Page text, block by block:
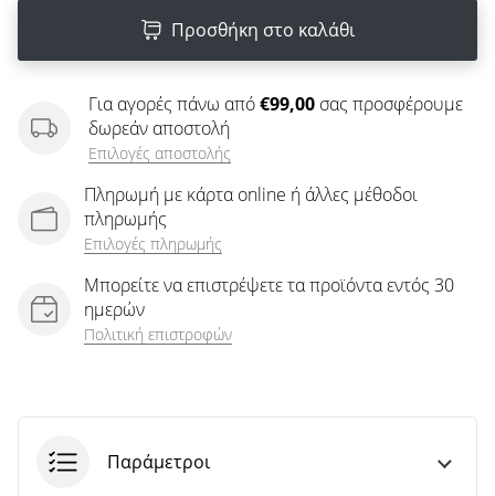
Προσθήκη στο καλάθι
Για αγορές πάνω από€99,00 σας προσφέρουμε
δωρεάν αποστολή
Επιλογές αποστολής
Πληρωμή με κάρτα online ή άλλες μέθοδοι
πληρωμής
Επιλογές πληρωμής
Μπορείτε να επιστρέψετε τα προϊόντα εντός 30
ημερών
Πολιτική επιστροφών
Παράμετροι